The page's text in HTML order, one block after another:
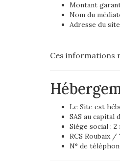
Montant
Nom du
Adresse du
Ces informations
Le Site est
SAS au capital
Siège social :
RCS Roubaix /
N° de